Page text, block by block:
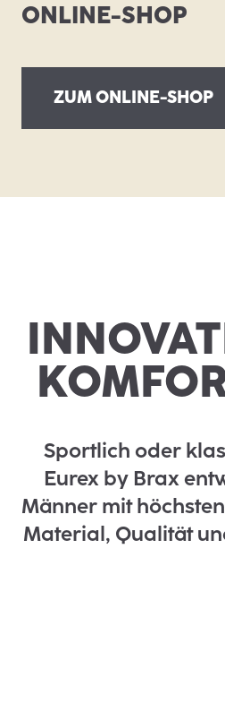
ONLINE-SHOP
ZUM ONLINE-SHOP
Sportlich oder
Eurex by Brax
Männer mit
Material, Qualität